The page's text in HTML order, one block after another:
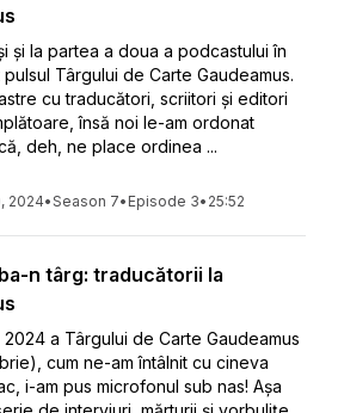
și la partea a doua a podcastului în
Târgului de Carte Gaudeamus.
cu traducători, scriitori și editori
însă noi le-am ordonat
deh, ne place ordinea ...
2024•Season 7• Episode 3• 25:52
n târg: traducătorii la
a Târgului de Carte Gaudeamus
cum ne-am întâlnit cu cineva
i-am pus microfonul sub nas! Așa